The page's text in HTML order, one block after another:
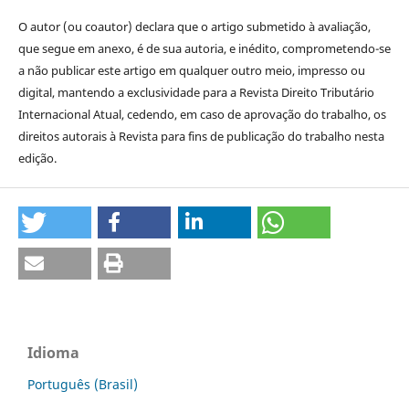
O autor (ou coautor) declara que o artigo submetido à avaliação,
que segue em anexo, é de sua autoria, e inédito, comprometendo-se
a não publicar este artigo em qualquer outro meio, impresso ou
digital, mantendo a exclusividade para a Revista Direito Tributário
Internacional Atual, cedendo, em caso de aprovação do trabalho, os
direitos autorais à Revista para fins de publicação do trabalho nesta
edição.
Idioma
Português (Brasil)